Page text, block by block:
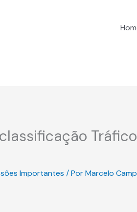
Importantes / PorMarcelo